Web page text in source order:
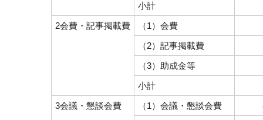
小計
2会費・記事掲載費
（1）会費
（2）記事掲載費
（3）助成金等
小計
3会議・懇談会費
（1）会議・懇談会費